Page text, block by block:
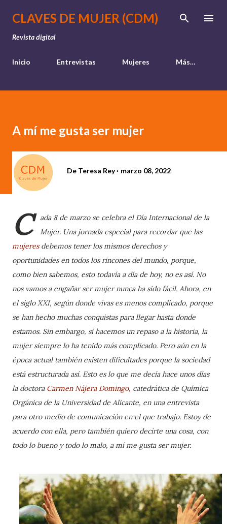
Ir al contenido principal
CLAVES DE MUJER (CDM)
Revista digital
Inicio Entrevistas Mujeres Más…
A mí me gusta ser mujer
De Teresa Rey marzo 08, 2022
C
ada 8 de marzo se celebra el Día Internacional de la
Mujer. Una jornada especial para recordar que las
mujeresdebemos tener los mismos derechos y
oportunidades en todos los rincones del mundo, porque,
como bien sabemos, esto todavía a día de hoy, no es así. No
nos vamos a engañar ser mujer nunca ha sido fácil. Ahora, en
el siglo XXI, según donde vivas es menos complicado, porque
se han hecho muchas conquistas para llegar hasta donde
estamos. Sin embargo, si hacemos un repaso a la historia, la
mujer siempre lo ha tenido más complicado. Pero aún en la
época actual también existen dificultades porque la sociedad
está estructurada así. Esto es lo que me decía hace unos días
la doctora Carmen Nájera Domingo, catedrática de Química
Orgánica de la Universidad de Alicante, en una entrevista
para otro medio de comunicación en el que trabajo. Estoy de
acuerdo con ella, pero también quiero decirte una cosa, con
todo lo bueno y todo lo malo, a mí me gusta ser mujer.